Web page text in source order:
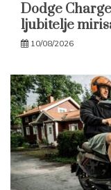
Dodge
ljubitelje
10/08/2026